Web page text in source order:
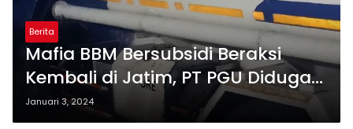
Berita
Mafia BBM Bersubsidi Beraksi
Kembali di Jatim, PT PGU Diduga
Dalang Kelangkaan BBM Subsidi
Januari 3, 2024